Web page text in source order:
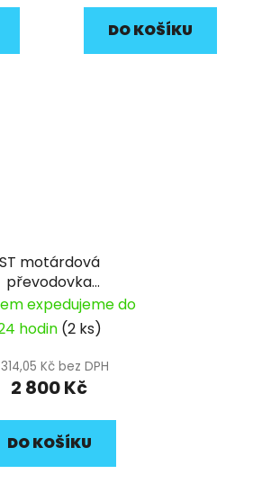
DO KOŠÍKU
ST motárdová
převodovka
YX150/160
expedujeme do
hodin (2 ks)
Kč bez DPH
2 800 Kč
DO KOŠÍKU